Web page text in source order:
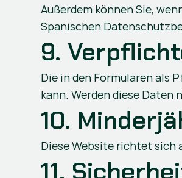
Außerdem können Sie,
Spanischen
9.
Die in den Formularen als
kann. Werden diese
10.
Diese Website richtet sich
11.